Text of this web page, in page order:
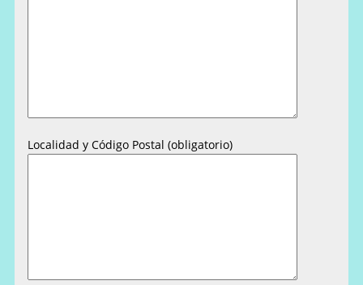
Localidad y Código Postal (obligatorio)